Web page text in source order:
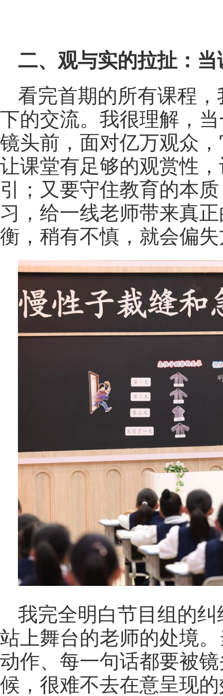
二、观与实的拉扯：
看完首期的所有课程
下的交流。我很理解，
镜头前，面对亿万观众
让课堂有足够的观赏性
引；又要守住教育的本
习，给一线老师带来真
衡，稍有不慎，就会偏
我完全明白节目组的
站上舞台的老师的处境
动作、每一句话都要被
候，很难不去在意呈现